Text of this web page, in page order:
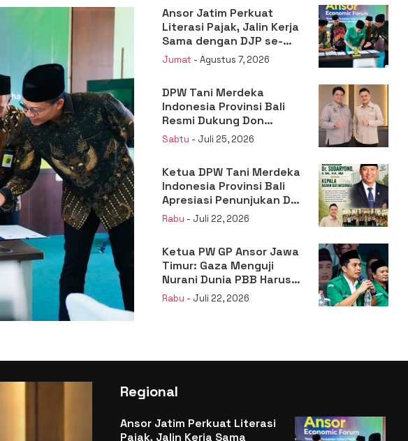
Ansor Jatim Perkuat
Literasi Pajak, Jalin Kerja
Sama dengan DJP se-
Jatim
Jumat - Agustus 7, 2026
DPW Tani Merdeka
Indonesia Provinsi Bali
Resmi Dukung Don
Muzakir Mengisi Jabatan
Wakil Menteri Pertanian
Sabtu - Juli 25, 2026
Ketua DPW Tani Merdeka
Indonesia Provinsi Bali
Apresiasi Penunjukan Dr.
Sudaryono sebagai
Kepala Badan Gizi
Rabu - Juli 22, 2026
Ketua PW GP Ansor Jawa
Timur: Gaza Menguji
Nurani Dunia PBB Harus
Reformasi Total atau
Kehilangan Legitimasi
Rabu - Juli 22, 2026
Regional
Ansor Jatim Perkuat Literasi
Pajak, Jalin Kerja Sama